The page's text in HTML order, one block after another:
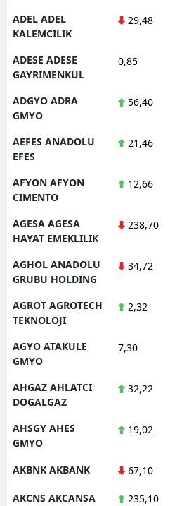
ADEL ADEL
KALEMCILIK
29,48
ADESE ADESE
GAYRIMENKUL
0,85
ADGYO ADRA
GMYO
56,40
AEFES ANADOLU
EFES
21,46
AFYON AFYON
CIMENTO
12,66
AGESA AGESA
HAYAT EMEKLILIK
238,70
AGHOL ANADOLU
GRUBU HOLDING
34,72
AGROT AGROTECH
TEKNOLOJI
2,32
AGYO ATAKULE
GMYO
7,30
AHGAZ AHLATCI
DOGALGAZ
32,22
AHSGY AHES
GMYO
19,02
AKBNK AKBANK 67,10
AKCNS AKCANSA 235,10